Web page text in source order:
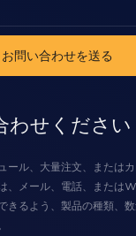
お問い合わせを送る
わせください
ール、大量注文、または
、メール、電話、または
きるよう、製品の種類、